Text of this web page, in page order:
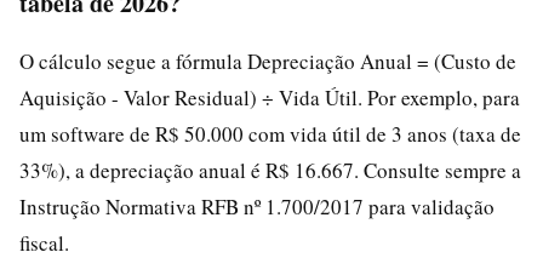
O cálculo segue a fórmula Depreciação Anual = (Custo de
Aquisição - Valor Residual) ÷ Vida Útil. Por exemplo, para
um software de R$ 50.000 com vida útil de 3 anos (taxa de
33%), a depreciação anual é R$ 16.667. Consulte sempre a
Instrução Normativa RFB nº 1.700/2017 para validação
fiscal.